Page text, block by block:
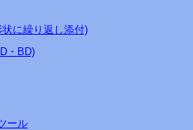
に繰り返し添付)
・BD)
ール